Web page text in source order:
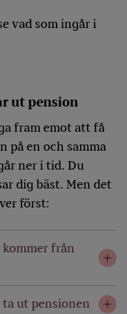
vad som ingår i
ut pension
fram emot att få
på en och samma
ner i tid. Du
dig bäst. Men det
först:
kommer från
ut pensionen